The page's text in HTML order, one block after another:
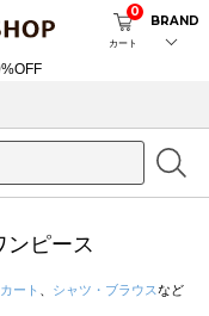
カート
0
BRAND
お知らせ
ンピース
ート シャツ・ブラウスなど